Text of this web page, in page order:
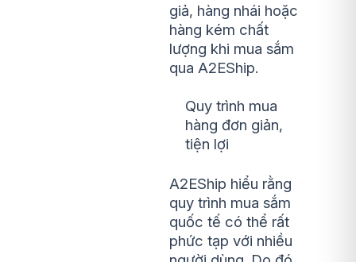
giả, hàng nhái hoặc
hàng kém chất
lượng khi mua sắm
qua A2EShip.
Quy trình mua
hàng đơn giản,
tiện lợi
A2EShip hiểu rằng
quy trình mua sắm
quốc tế có thể rất
phức tạp với nhiều